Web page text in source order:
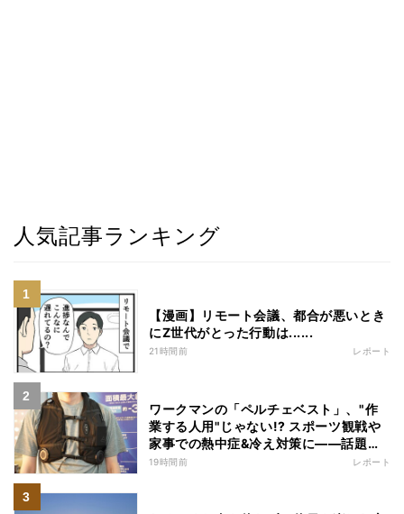
人気記事ランキング
【漫画】リモート会議、都合が悪いとき
にZ世代がとった行動は......
21時間前 レポート
ワークマンの「ペルチェベスト」、"作
業する人用"じゃない!? スポーツ観戦や
家事での熱中症&冷え対策に――話題の
商品を徹底検証
19時間前 レポート